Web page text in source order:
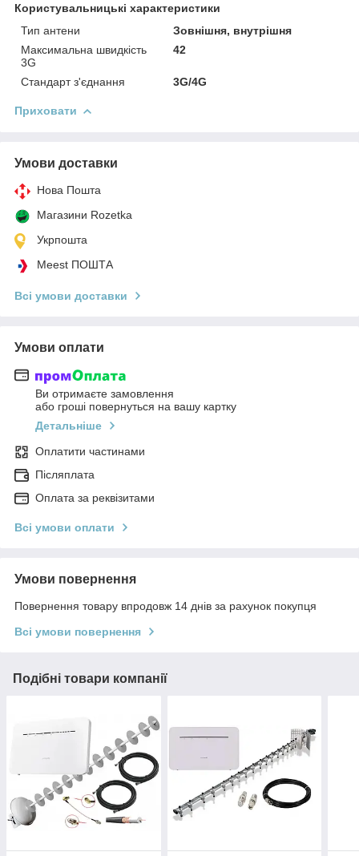
Користувальницькі характеристики
Тип антени
Зовнішня, внутрішня
Максимальна швидкість
3G
42
Стандарт з'єднання 3G/4G
Приховати
Умови доставки
Нова Пошта
Магазини Rozetka
Укрпошта
Meest ПОШТА
Всі умови доставки
Умови оплати
Ви отримаєте замовлення
або гроші повернуться на вашу картку
Детальніше
Оплатити частинами
Післяплата
Оплата за реквізитами
Всі умови оплати
Умови повернення
Повернення товару впродовж 14 днів за рахунок покупця
Всі умови повернення
Подібні товари компанії